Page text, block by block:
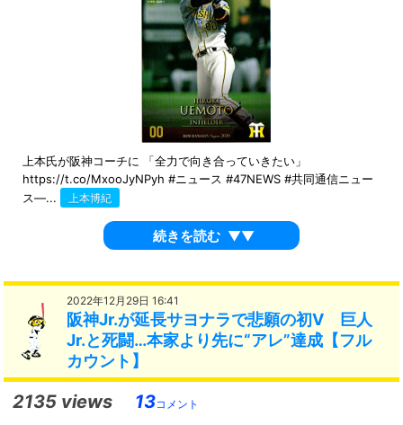
上本氏が阪神コーチに 「全力で向き合っていきたい」
https://t.co/MxooJyNPyh #ニュース #47NEWS #共同通信ニュー
ス—...
上本博紀
続きを読む ▼▼
2022年12月29日 16:41
阪神Jr.が延長サヨナラで悲願の初V 巨人
Jr.と死闘…本家より先に“アレ”達成【フル
カウント】
2135 views 13コメント